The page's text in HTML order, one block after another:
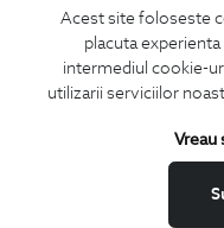
Acest site foloseste
placuta
intermediul cookie-
utilizarii serviciilor
Vreau